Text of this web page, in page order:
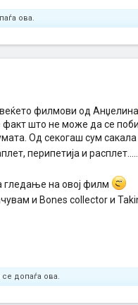
ова.
филмови од Анџелина
факт што не може да се
Од секогаш сум
перипетија и
гледање на овој филм
и Bones collector и
се допаѓа ова.